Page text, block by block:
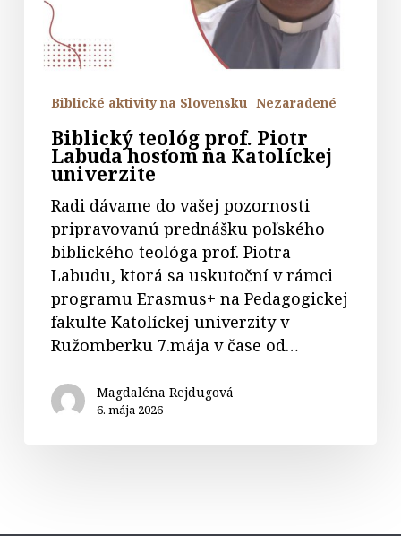
Katolíckej
univerzite
Biblické aktivity na Slovensku Nezaradené
Biblický teológ prof. Piotr
Labuda hosťom na Katolíckej
univerzite
Radi dávame do vašej pozornosti
pripravovanú prednášku poľského
biblického teológa prof. Piotra
Labudu, ktorá sa uskutoční v rámci
programu Erasmus+ na Pedagogickej
fakulte Katolíckej univerzity v
Ružomberku 7.mája v čase od…
Magdaléna Rejdugová
6. mája 2026